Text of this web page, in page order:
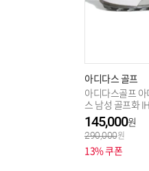
아디다스 골프
아디다스골프
스 남성 골프화
145,000
290,000
13% 쿠폰